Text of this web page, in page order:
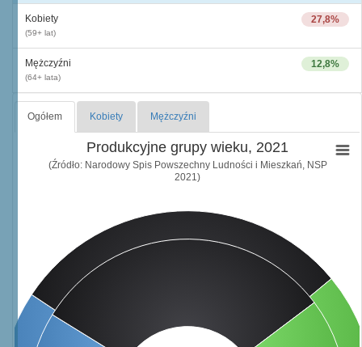
27,8%
Kobiety
(59+ lat)
12,8%
Mężczyźni
(64+ lata)
Ogółem Kobiety Mężczyźni
Produkcyjne grupy wieku, 2021
(Źródło: Narodowy Spis Powszechny Ludności i Mieszkań, NSP
2021)